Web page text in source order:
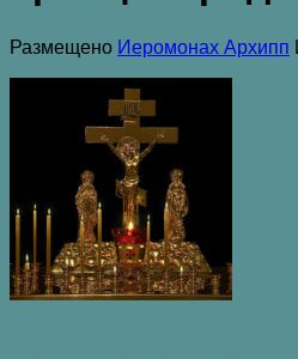
Размещено Иеромонах Архипп